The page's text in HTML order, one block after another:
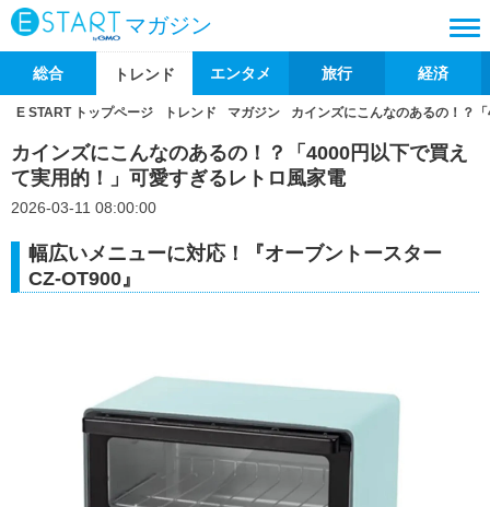
マガジン
総合 トレンド エンタメ 旅行 経済
E START トップページ トレンド マガジン カインズにこんなのあるの！？
カインズにこんなのあるの！？「4000円以下で買え
て実用的！」可愛すぎるレトロ風家電
2026-03-11 08:00:00
幅広いメニューに対応！『オーブントースター
CZ-OT900』